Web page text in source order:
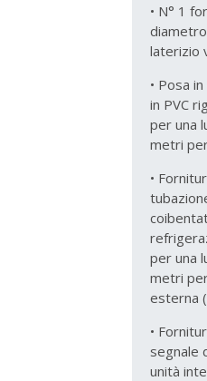
• N° 1
laterizio
• Posa
in PVC
per una
metri
•
per una
metri
esterna
•
segnale
unità